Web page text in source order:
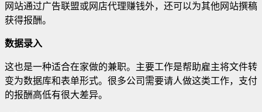
网站通过广告联盟或网店代理赚钱外，还可以为其他网站撰稿
获得报酬。
数据录入
这也是一种适合在家做的兼职。主要工作是帮助雇主将文件转
变为数据库和表单形式。很多公司需要请人做这类工作，支付
的报酬高低有很大差异。